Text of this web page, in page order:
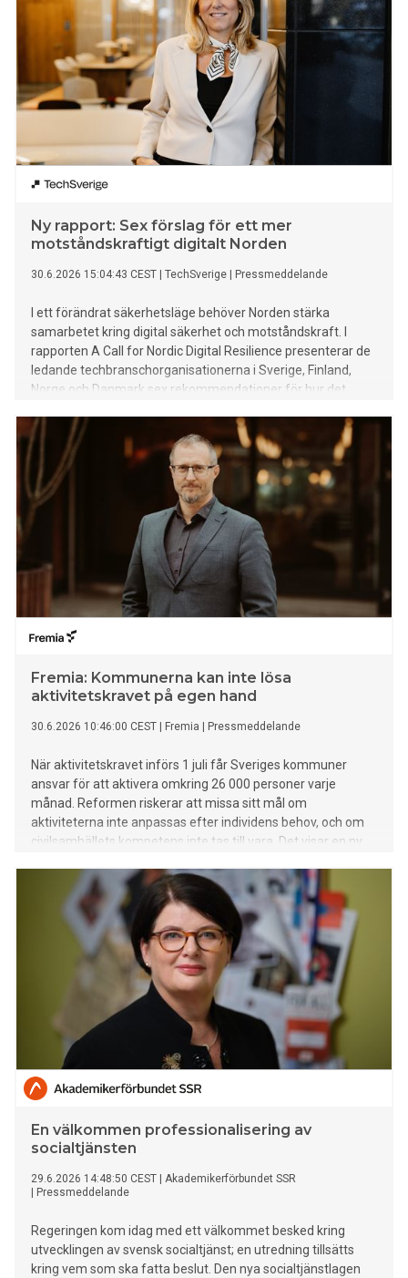
Ny rapport: Sex förslag för ett mer
motståndskraftigt digitalt Norden
30.6.2026 15:04:43 CEST TechSverige Pressmeddelande
I ett förändrat säkerhetsläge behöver Norden stärka
samarbetet kring digital säkerhet och motståndskraft. I
rapporten A Call for Nordic Digital Resilience presenterar de
ledande techbranschorganisationerna i Sverige, Finland,
Norge och Danmark sex rekommendationer för hur det
Fremia: Kommunerna kan inte lösa
aktivitetskravet på egen hand
30.6.2026 10:46:00 CEST Fremia Pressmeddelande
När aktivitetskravet införs 1 juli får Sveriges kommuner
ansvar för att aktivera omkring 26 000 personer varje
månad. Reformen riskerar att missa sitt mål om
aktiviteterna inte anpassas efter individens behov, och om
civilsamhällets kompetens inte tas till vara. Det visar en ny
En välkommen professionalisering av
socialtjänsten
29.6.2026 14:48:50 CEST
Akademikerförbundet SSR
Pressmeddelande
Regeringen kom idag med ett välkommet besked kring
utvecklingen av svensk socialtjänst; en utredning tillsätts
kring vem som ska fatta beslut. Den nya socialtjänstlagen